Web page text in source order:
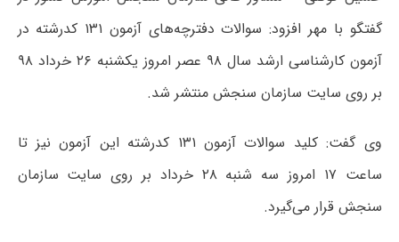
گفتگو با مهر افزود: سوالات دفترچه‌های آزمون ۱۳۱ کدرشته در
آزمون کارشناسی ارشد سال ۹۸ عصر امروز یکشنبه ۲۶ خرداد ۹۸
بر روی سایت سازمان سنجش منتشر شد.
وی گفت: کلید سوالات آزمون ۱۳۱ کدرشته این آزمون نیز تا
ساعت ۱۷ امروز سه شنبه ۲۸ خرداد بر روی سایت سازمان
سنجش قرار می‌گیرد.